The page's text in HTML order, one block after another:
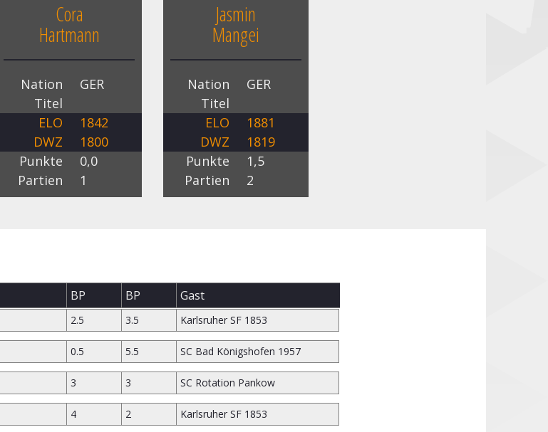
Cora
Hartmann
Nation
GER
Titel
ELO
1842
DWZ
1800
Punkte
0,0
Partien
1
Jasmin
Mangei
Nation
GER
Titel
ELO
1881
DWZ
1819
Punkte
1,5
Partien
2
BP BP Gast
2.5 3.5 Karlsruher SF 1853
0.5 5.5 SC Bad Königshofen 1957
3 3 SC Rotation Pankow
4 2 Karlsruher SF 1853